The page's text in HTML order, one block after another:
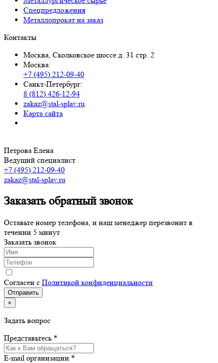
Спецпредложения
Металлопрокат на заказ
Контакты
Москва, Сколковское шоссе д. 31 стр. 2
Москва:
+7 (495) 212-09-40
Санкт-Петербург:
8 (812) 426-12-94
zakaz@stal-splav.ru
Карта сайта
Петрова Елена
Ведущий специалист
+7 (495) 212-09-40
zakaz@stal-splav.ru
Заказать обратный звонок
Оставьте номер телефона, и наш менеджер перезвонит в
течении 5 минут
Заказать звонок
Согласен с Политикой конфиденциальности
×
Задать вопрос
Представьтесь *
E-mail организации *